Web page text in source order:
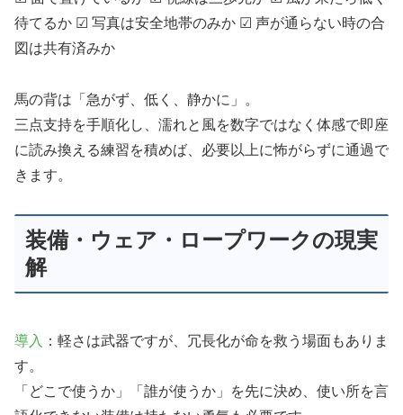
待てるか ☑ 写真は安全地帯のみか ☑ 声が通らない時の合
図は共有済みか
馬の背は「急がず、低く、静かに」。
三点支持を手順化し、濡れと風を数字ではなく体感で即座
に読み換える練習を積めば、必要以上に怖がらずに通過で
きます。
装備・ウェア・ロープワークの現実
解
導入 ：軽さは武器ですが、冗長化が命を救う場面もありま
す。
「どこで使うか」「誰が使うか」を先に決め、使い所を言